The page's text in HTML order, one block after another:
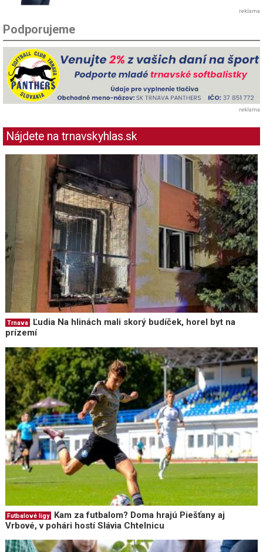
reklama
Podporujeme
reklama
Nájdete na trnavskyhlas.sk
Trnava
Ľudia Na hlinách mali skorý budíček, horel byt na
prízemí
Futbalové ligy
Kam za futbalom? Doma hrajú Piešťany aj
Vrbové, v pohári hostí Slávia Chtelnicu